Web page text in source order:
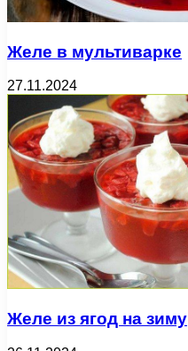
Желе в мультиварке
27.11.2024
Желе из ягод на зиму